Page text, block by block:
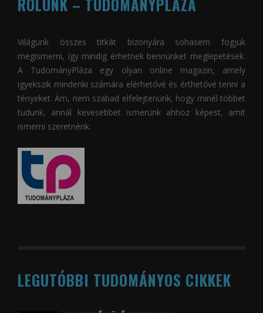
RÓLUNK – TUDOMÁNYPLÁZA
Világunk összes titkát bizonyára sohasem fogjuk
megismerni, így mindig érhetnek bennünket meglepetések.
A TudományPláza egy olyan online magazin, amely
igyekszik mindenki számára elérhetővé és érthetővé tenni a
tényeket. Ám, nem szabad elfelejtenünk, hogy minél többet
tudunk, annál kevesebbet ismerünk ahhoz képest, amit
ismerni szeretnénk.
LEGUTÓBBI TUDOMÁNYOS CIKKEK